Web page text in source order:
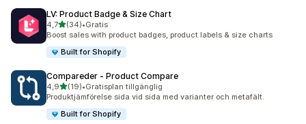
LV: Product Badge & Size Chart
4,7av 5 stjärnor
(34)
34 recensioner totalt
•Gratis
Boost sales with product badges, product labels & size charts
Built for Shopify
Compareder ‑ Product Compare
4,9av 5 stjärnor
(19)
19 recensioner totalt
•Gratisplan tillgänglig
Produktjämförelse sida vid sida med varianter och metafält.
Built for Shopify